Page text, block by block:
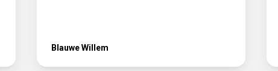
Blauwe Willem